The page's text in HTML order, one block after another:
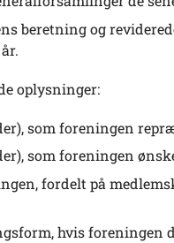
beretning og
oplysninger:
som foreningen
som foreningen
fordelt på
hvis